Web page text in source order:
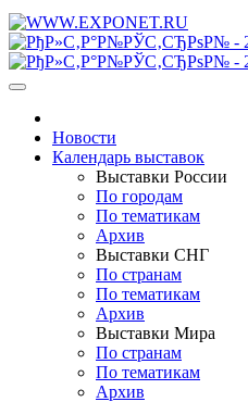
Новости
Календарь выставок
Выставки России
По городам
По тематикам
Архив
Выставки СНГ
По странам
По тематикам
Архив
Выставки Мира
По странам
По тематикам
Архив